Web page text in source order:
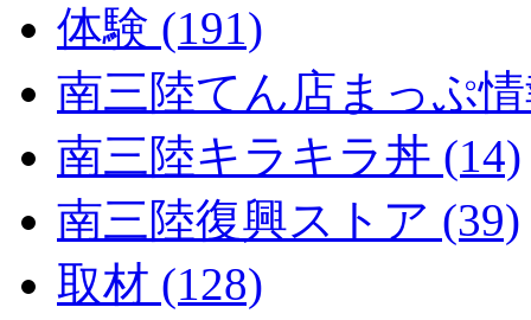
体験 (191)
南三陸てん店まっぷ
南三陸キラキラ丼 (14)
南三陸復興ストア (39)
取材 (128)